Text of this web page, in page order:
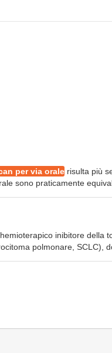
per via orale risulta più
sono praticamente
inibitore della
polmonare, SCLC),